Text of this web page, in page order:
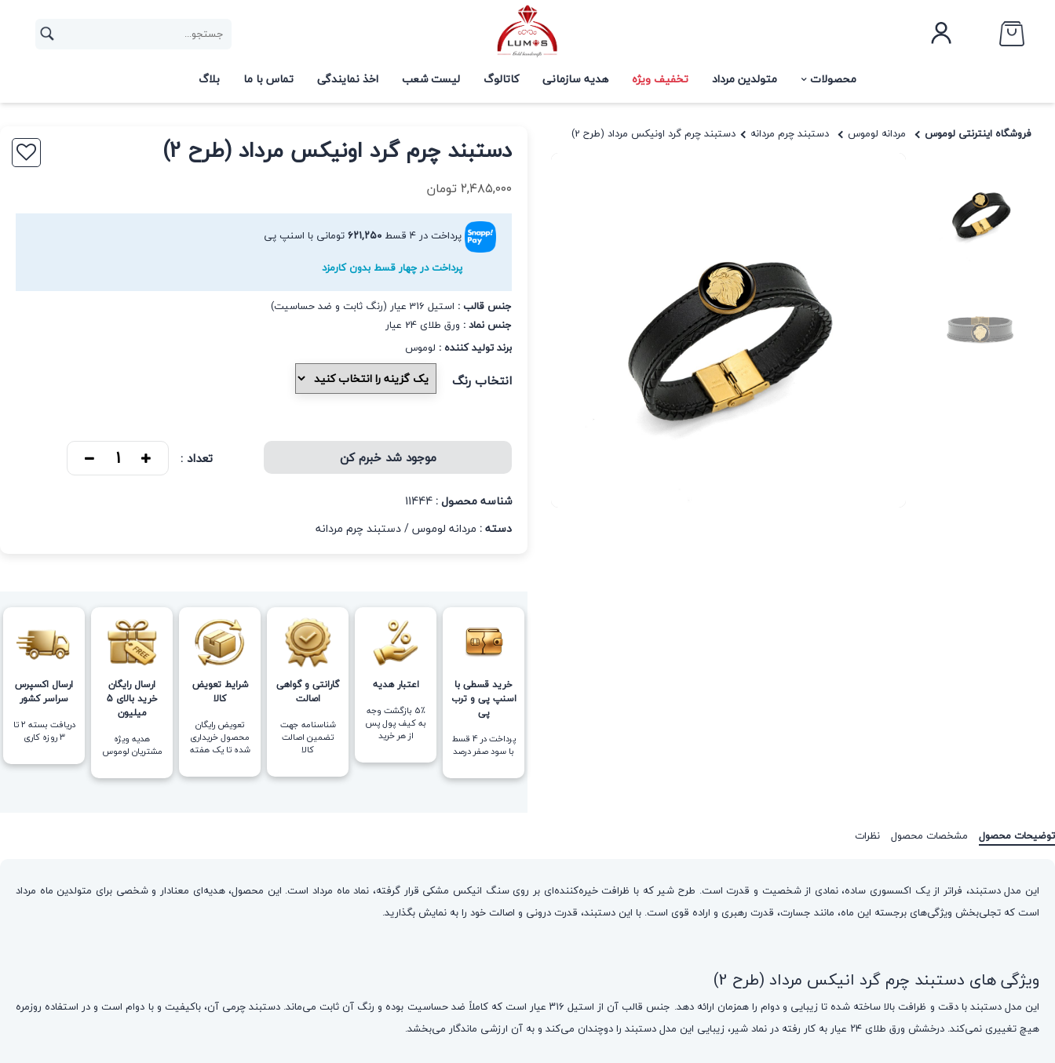
محصولات متولدین مرداد تخفیف ویژه هدیه سازمانی کاتالوگ لیست شعب اخذ نمایندگی تماس با ما بلاگ
فروشگاه اینترنتی لوموس مردانه لوموس دستبند چرم مردانه دستبند چرم گرد اونیکس مرداد (طرح 2) دستبند چرم گرد اونیکس مرداد (طرح 2)
۲,۴۸۵,۰۰۰تومان
پرداخت در ۴ قسط ۶۲۱,۲۵۰تومانی با اسنپ پی
پرداخت در چهار قسط بدون کارمزد
جنس قالب : استیل 316 عیار (رنگ ثابت و ضد حساسیت)
جنس نماد : ورق طلای 24 عیار
برند تولید کننده : لوموس
انتخاب رنگ
موجود شد خبرم کن تعداد :
شناسه محصول :11444
دسته : مردانه لوموس/دستبند چرم مردانه
خرید قسطی با
اسنپ پی و ترب
پی
پرداخت در 4 قسط
با سود صفر درصد
اعتبار هدیه
5٪ بازگشت وجه
به کیف پول پس
از هر خرید
گارانتی و گواهی
اصالت
شناسنامه جهت
تضمین اصالت
کالا
شرایط تعویض
کالا
تعویض رایگان
محصول خریداری
شده تا یک هفته
ارسال رایگان
خرید بالای 5
میلیون
هدیه ویژه
مشتریان لوموس
ارسال اکسپرس
سراسر کشور
دریافت بسته ۲ تا
۳ روزه کاری
توضیحات محصول مشخصات محصول نظرات
این مدل دستبند، فراتر از یک اکسسوری ساده، نمادی از شخصیت و قدرت است. طرح شیر که با ظرافت خیره‌کننده‌ای بر روی سنگ انیکس مشکی قرار گرفته، نماد ماه مرداد است. این محصول، هدیه‌ای معنادار و شخصی برای متولدین ماه مرداد
است که تجلی‌بخش ویژگی‌های برجسته این ماه، مانند جسارت، قدرت رهبری و اراده قوی است. با این دستبند، قدرت درونی و اصالت خود را به نمایش بگذارید.
ویژگی های دستبند چرم گرد انیکس مرداد (طرح 2)
این مدل دستبند با دقت و ظرافت بالا ساخته شده تا زیبایی و دوام را همزمان ارائه دهد. جنس قالب آن از استیل ۳۱۶ عیار است که کاملاً ضد حساسیت بوده و رنگ آن ثابت می‌ماند. دستبند چرمی آن، باکیفیت و با دوام است و در استفاده روزمره
هیچ تغییری نمی‌کند. درخشش ورق طلای ۲۴ عیار به کار رفته در نماد شیر، زیبایی این مدل دستبند را دوچندان می‌کند و به آن ارزشی ماندگار می‌بخشد.